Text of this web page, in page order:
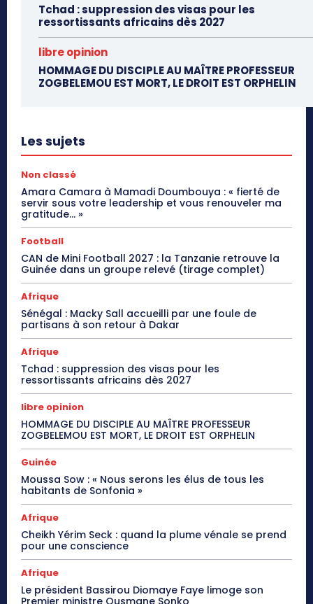
Tchad : suppression des visas pour les
ressortissants africains dès 2027
libre opinion
HOMMAGE DU DISCIPLE AU MAÎTRE PROFESSEUR
ZOGBELEMOU EST MORT, LE DROIT EST ORPHELIN
Les sujets
Non classé
Amara Camara à Mamadi Doumbouya : « fierté de
servir sous votre leadership et vous renouveler ma
gratitude… »
Football
CAN de Mini Football 2027 : la Tanzanie retrouve la
Guinée dans un groupe relevé (tirage complet)
Afrique
Sénégal : Macky Sall accueilli par une foule de
partisans à son retour à Dakar
Afrique
Tchad : suppression des visas pour les
ressortissants africains dès 2027
libre opinion
HOMMAGE DU DISCIPLE AU MAÎTRE PROFESSEUR
ZOGBELEMOU EST MORT, LE DROIT EST ORPHELIN
Guinée
Moussa Sow : « Nous serons les élus de tous les
habitants de Sonfonia »
Afrique
Cheikh Yérim Seck : quand la plume vénale se prend
pour une conscience
Afrique
Le président Bassirou Diomaye Faye limoge son